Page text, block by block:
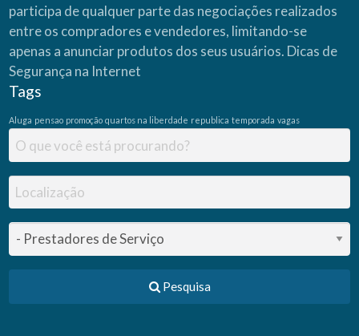
participa de qualquer parte das negociações realizados
entre os compradores e vendedores, limitando-se
apenas a anunciar produtos dos seus usuários. Dicas de
Segurança na Internet
Tags
Aluga pensao promoção quartos na liberdade republica temporada vagas
Pesquisa